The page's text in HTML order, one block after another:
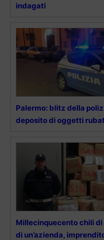
indagati
Palermo: blitz della
deposito di oggetti
Millecinquecento chili
di un’azienda,